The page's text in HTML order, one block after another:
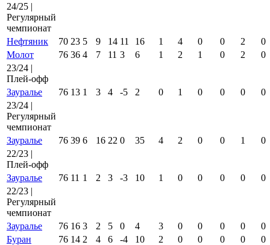
24/25 |
Регулярный
чемпионат
Нефтяник
70 23 5 9 14 11 16 1 4 0 0 2
0
Молот
76 36 4 7 11 3 6 1 2 1 0 2
0
23/24 |
Плей-офф
Зауралье
76 13 1 3 4 -5 2 0 1 0 0 0
0
23/24 |
Регулярный
чемпионат
Зауралье
76 39 6 16 22 0 35 4 2 0 0 1
0
22/23 |
Плей-офф
Зауралье
76 11 1 2 3 -3 10 1 0 0 0 0
0
22/23 |
Регулярный
чемпионат
Зауралье
76 16 3 2 5 0 4 3 0 0 0 0
0
Буран
76 14 2 4 6 -4 10 2 0 0 0 0
0